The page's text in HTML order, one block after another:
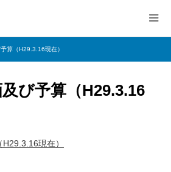
算（H29.3.16現在）
び予算（H29.3.16
現在）